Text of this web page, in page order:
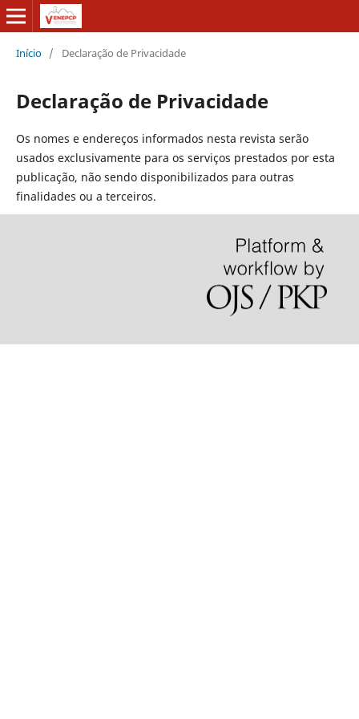
Início / Declaração de Privacidade
Declaração de Privacidade
Os nomes e endereços informados nesta revista serão
usados exclusivamente para os serviços prestados por esta
publicação, não sendo disponibilizados para outras
finalidades ou a terceiros.